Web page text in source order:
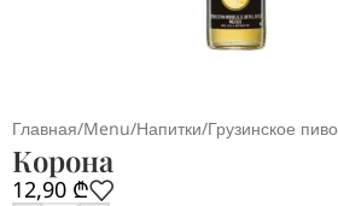
Главная/Menu/Напитки/Грузинское пиво
Корона
12,90 ₾